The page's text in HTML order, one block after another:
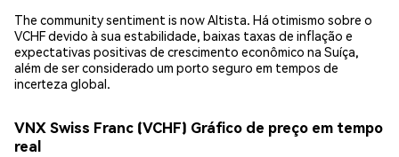
The community sentiment is now Altista. Há otimismo sobre o
VCHF devido à sua estabilidade, baixas taxas de inflação e
expectativas positivas de crescimento econômico na Suíça,
além de ser considerado um porto seguro em tempos de
incerteza global.
VNX Swiss Franc (VCHF) Gráfico de preço em tempo
real